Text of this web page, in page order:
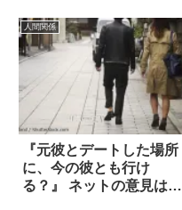
人間関係
『元彼とデートした場所
に、今の彼とも行け
る？』 ネットの意見は…